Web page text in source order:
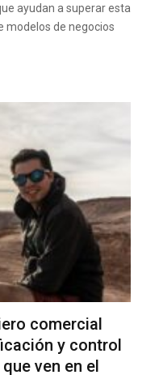
ayudan a superar esta
modelos de negocios
comercial
y control
ven en el